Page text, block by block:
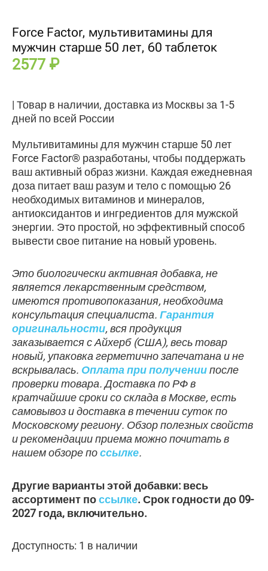
Force Factor, мультивитамины для
мужчин старше 50 лет, 60 таблеток
2577 ₽
| Товар в наличии, доставка из Москвы за 1-5
дней по всей России
Мультивитамины для мужчин старше 50 лет
Force Factor® разработаны, чтобы поддержать
ваш активный образ жизни. Каждая ежедневная
доза питает ваш разум и тело с помощью 26
необходимых витаминов и минералов,
антиоксидантов и ингредиентов для мужской
энергии. Это простой, но эффективный способ
вывести свое питание на новый уровень.
Это биологически активная добавка, не
является лекарственным средством,
имеются противопоказания, необходима
консультация специалиста. Гарантия
оригинальности, вся продукция
заказывается с Айхерб (США), весь товар
новый, упаковка герметично запечатана и не
вскрывалась. Оплата при получениипосле
проверки товара. Доставка по РФ в
кратчайшие сроки со склада в Москве, есть
самовывоз и доставка в течении суток по
Московскому региону. Обзор полезных свойств
и рекомендации приема можно почитать в
нашем обзоре поссылке.
Другие варианты этой добавки: весь
ассортимент поссылке. Срок годности до 09-
2027 года, включительно.
Доступность: 1 в наличии